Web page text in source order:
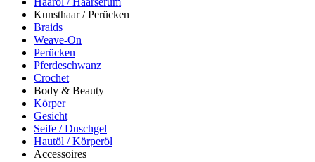
Kunsthaar / Perücken
Braids
Weave-On
Perücken
Pferdeschwanz
Crochet
Body & Beauty
Körper
Gesicht
Seife / Duschgel
Hautöl / Körperöl
Accessoires